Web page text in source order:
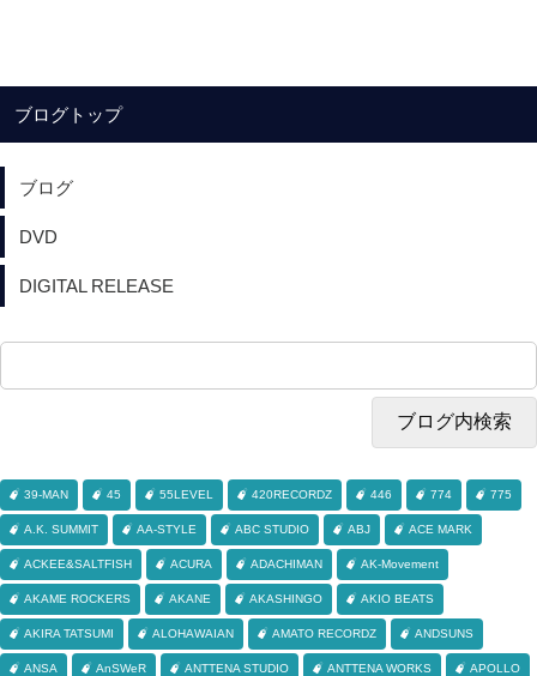
ブログトップ
ブログ
DVD
DIGITAL RELEASE
39-MAN 45 55LEVEL 420RECORDZ 446 774 775
A.K. SUMMIT AA-STYLE ABC STUDIO ABJ ACE MARK
ACKEE&SALTFISH ACURA ADACHIMAN AK-Movement
AKAME ROCKERS AKANE AKASHINGO AKIO BEATS
AKIRA TATSUMI ALOHAWAIAN AMATO RECORDZ ANDSUNS
ANSA AnSWeR ANTTENA STUDIO ANTTENA WORKS APOLLO